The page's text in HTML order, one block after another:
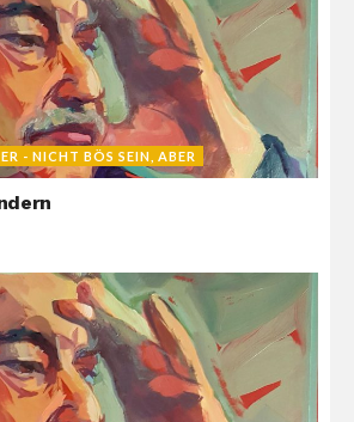
- NICHT BÖS SEIN, ABER